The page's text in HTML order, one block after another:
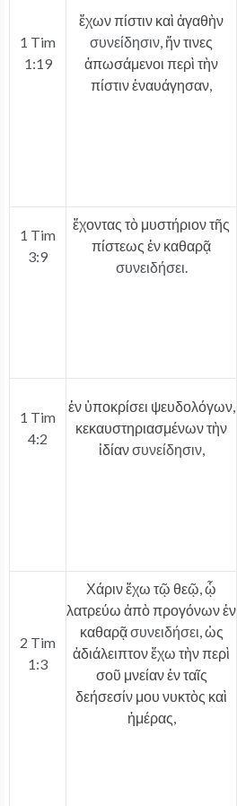
1 Tim
1:19
ἔχων πίστιν καὶ ἀγαθὴν
συνείδησιν, ἥν τινες
ἀπωσάμενοι περὶ τὴν
πίστιν ἐναυάγησαν,
1 Tim
3:9
ἔχοντας τὸ μυστήριον τῆς
πίστεως ἐν καθαρᾷ
συνειδήσει.
1 Tim
4:2
ἐν ὑποκρίσει ψευδολόγων,
κεκαυστηριασμένων τὴν
ἰδίανσυνείδησιν,
2 Tim
1:3
Χάριν ἔχω τῷ θεῷ, ᾧ
λατρεύω ἀπὸ προγόνων ἐν
καθαρᾷσυνειδήσει, ὡς
ἀδιάλειπτον ἔχω τὴν περὶ
σοῦ μνείαν ἐν ταῖς
δεήσεσίν μου νυκτὸς καὶ
ἡμέρας,